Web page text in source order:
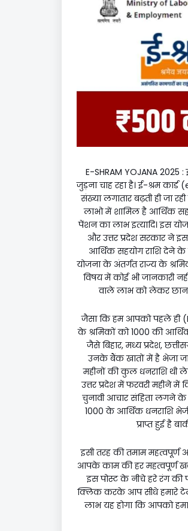
E-SHRAM YOJANA
जुड़ना चाह रहा है। ई-श्रम
संख्या लगातार बढ़ती ही जा
लाभो में शामिल है आर्थिक
पेंशन का लाभ इत्यादि। इस
और उत्तर प्रदेश सरकार ने
आर्थिक सहयोग राशि देने के
योजना के अंतर्गत राज्य के
विषय में कोई भी जानकारी
वाले लाभ को लेकर
जैसा कि हम आपको पहले ही
के श्रमिकों को ₹1000 की
जैसे बिहार, मध्य प्रदेश,
उनके बैंक खातों में है भेजा
महीनों की कुल धनराशि थी
उत्तर प्रदेश में फरवरी महीने
चुनावी आचार संहिता लगने के
₹1000 के आर्थिक धनराशि
प्राप्त हुई है
इसी तरह की तमाम
आपके काम की हर महत्वपूर्ण
इस पोस्ट के नीचे हरे रंग की
क्लिक करके आप सीधे हमारे
लाभ यह होगा कि आपको